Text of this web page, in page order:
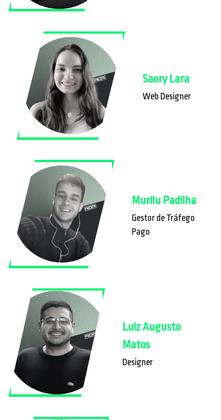
Saory Lara
Web Designer
Murilu Padilha
Gestor de Tráfego
Pago
Luiz Augusto
Matos
Designer